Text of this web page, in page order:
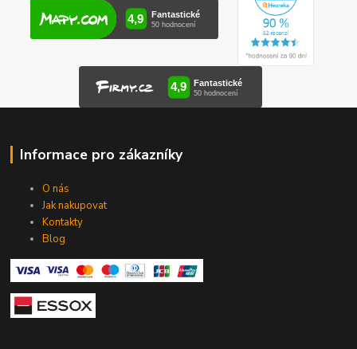
Informace pro zákazníky
O nás
Jak nakupovat
Kontakty
Blog